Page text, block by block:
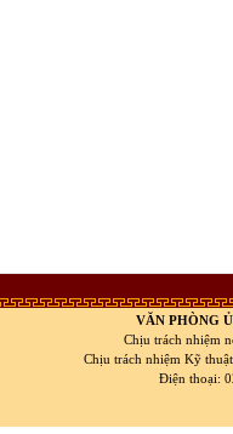
VĂN PHÒNG
Chịu trách nhiệm
Chịu trách nhiệm Kỹ
Điện thoại: